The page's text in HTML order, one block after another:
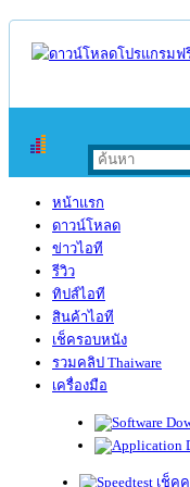
หน้าแรก
ดาวน์โหลด
ข่าวไอที
รีวิว
ทิปส์ไอที
สินค้าไอที
เช็ครอบหนัง
รวมคลิป Thaiware
เครื่องมือ
เช็คค